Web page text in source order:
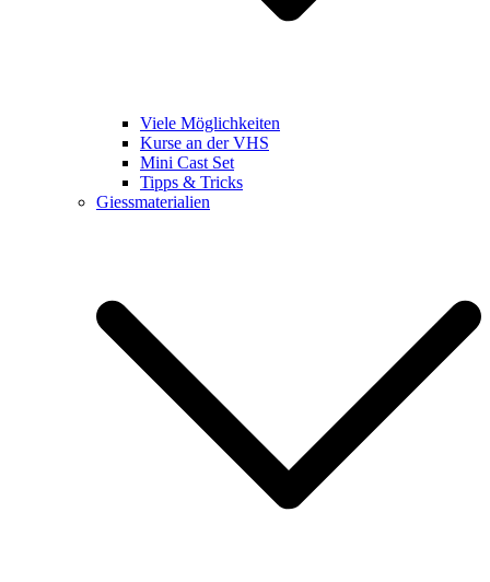
Viele Möglichkeiten
Kurse an der VHS
Mini Cast Set
Tipps & Tricks
Giessmaterialien